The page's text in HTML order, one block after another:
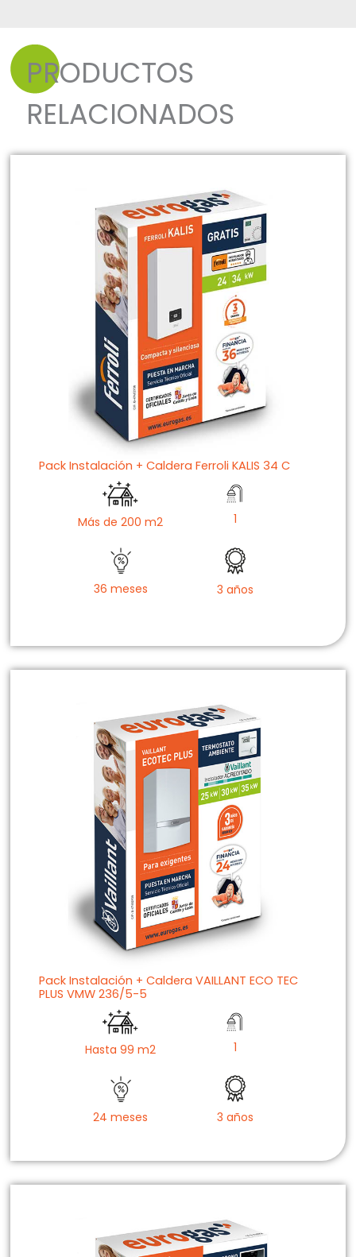
PRODUCTOS
RELACIONADOS
Pack Instalación + Caldera Ferroli KALIS 34 C
Más de 200 m2 1
36 meses 3 años
Pack Instalación + Caldera VAILLANT ECO TEC
PLUS VMW 236/5-5
Hasta 99 m2 1
24 meses 3 años